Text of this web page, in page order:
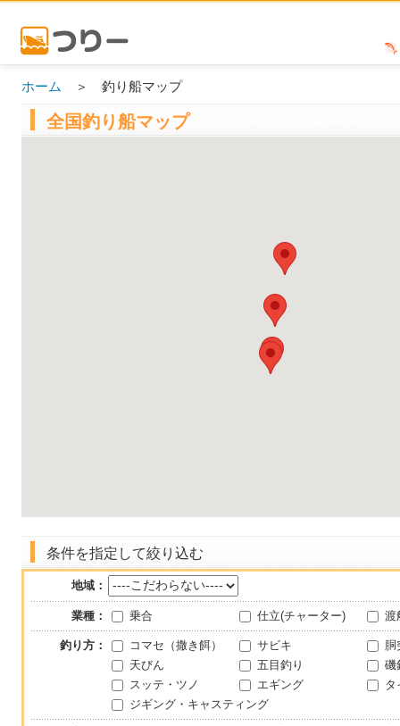
ホーム ＞ 釣り船マップ
全国釣り船マップ
条件を指定して絞り込む
地域：
業種： 乗合 仕立(チャーター) 渡
釣り方： コマセ（撒き餌） サビキ
胴
天びん
五目釣り
磯
スッテ・ツノ
エギング
タ
ジギング・キャスティング